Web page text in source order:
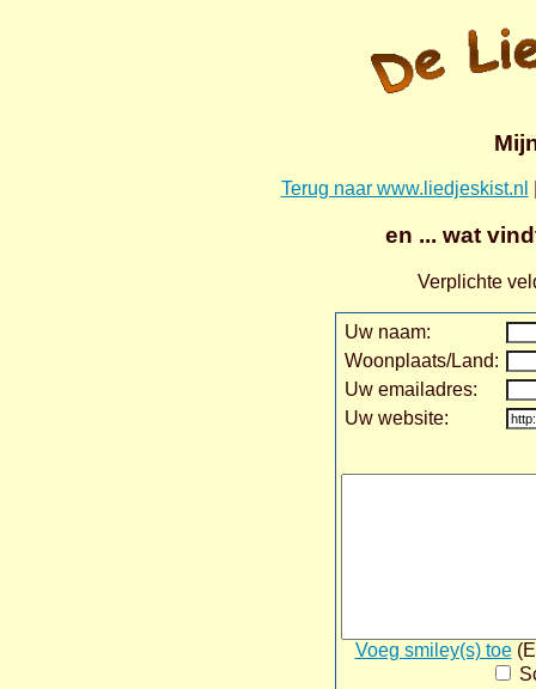
Terug naar www.liedjeskist.nl
en ... wat
Verplichte
Uw naam:
Woonplaats/Land:
Uw emailadres:
Uw website:
Voeg smiley(s) toe